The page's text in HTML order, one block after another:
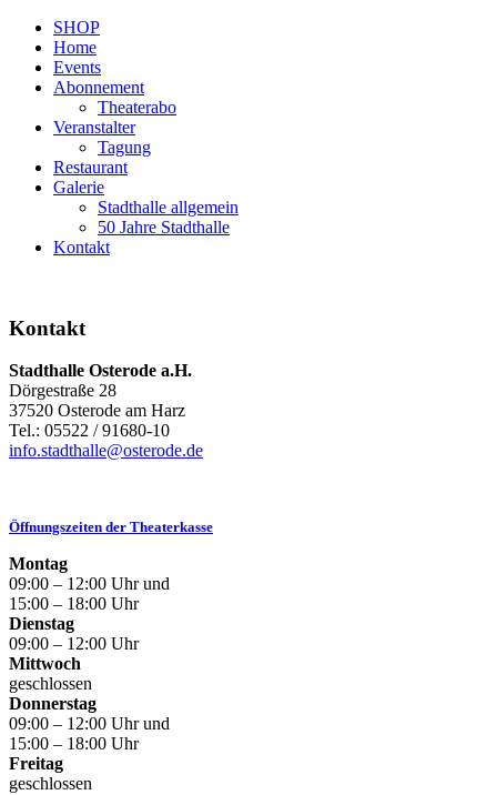
SHOP
Home
Events
Abonnement
Theaterabo
Veranstalter
Tagung
Restaurant
Galerie
Stadthalle allgemein
50 Jahre Stadthalle
Kontakt
Kontakt
Stadthalle Osterode a.H.
Dörgestraße 28
37520 Osterode am Harz
Tel.: 05522 / 91680-10
info.stadthalle@osterode.de
Öffnungszeiten der Theaterkasse
Montag
09:00 – 12:00 Uhr und
15:00 – 18:00 Uhr
Dienstag
09:00 – 12:00 Uhr
Mittwoch
geschlossen
Donnerstag
09:00 – 12:00 Uhr und
15:00 – 18:00 Uhr
Freitag
geschlossen